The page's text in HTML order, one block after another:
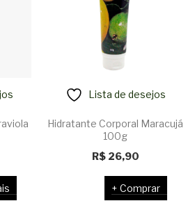
Lista de desejos
Hidratante Corporal Maracujá
100g
R$26,90
Comprar